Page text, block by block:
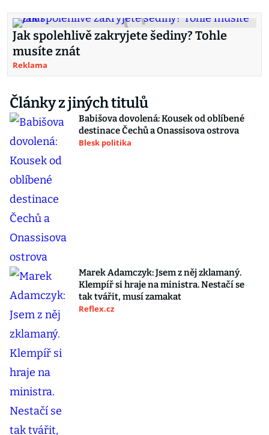
Jak spolehlivě zakryjete šediny? Tohle
musíte znát
Reklama
Články z jiných titulů
Babišova dovolená: Kousek od oblíbené
destinace Čechů a Onassisova ostrova
Blesk politika
Marek Adamczyk: Jsem z něj zklamaný.
Klempíř si hraje na ministra. Nestačí se
tak tvářit, musí zamakat
Reflex.cz